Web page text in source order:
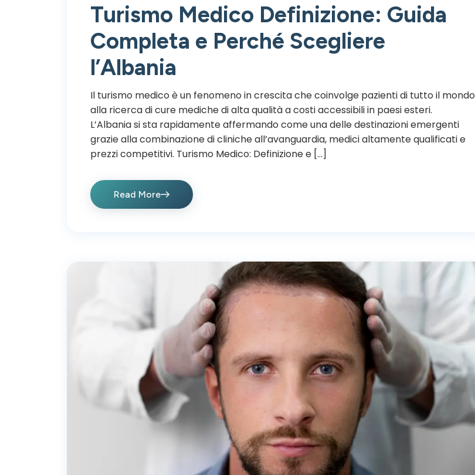
Turismo Medico Definizione: Guida
Completa e Perché Scegliere
l’Albania
Il turismo medico è un fenomeno in crescita che coinvolge pazienti di tutto il mondo
alla ricerca di cure mediche di alta qualità a costi accessibili in paesi esteri.
L’Albania si sta rapidamente affermando come una delle destinazioni emergenti
grazie alla combinazione di cliniche all’avanguardia, medici altamente qualificati e
prezzi competitivi. Turismo Medico: Definizione e […]
Read More